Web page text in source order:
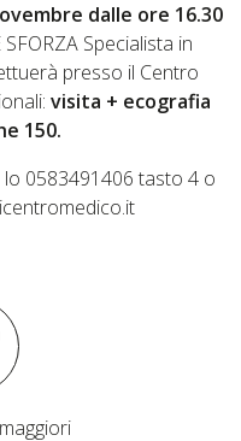
dalle ore 16.30
Specialista in
presso il Centro
visita + ecografia
150.
0583491406 tasto 4 o